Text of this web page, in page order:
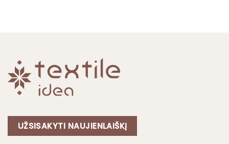
UŽSISAKYTI NAUJIENLAIŠKĮ